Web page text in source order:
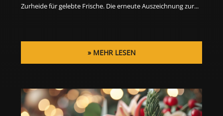
Zurheide für gelebte Frische. Die erneute Auszeichnung zur...
MEHR LESEN